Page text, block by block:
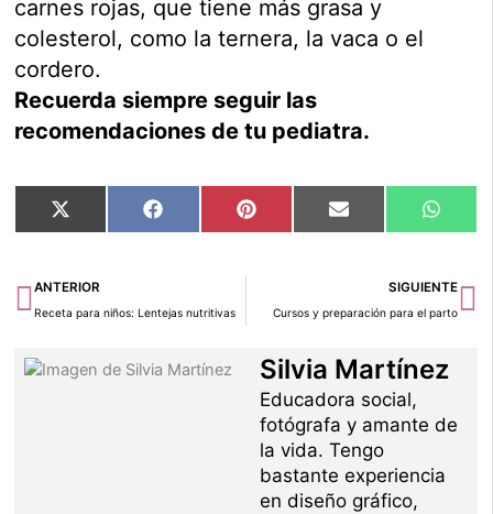
carnes rojas, que tiene más grasa y
colesterol, como la ternera, la vaca o el
cordero.
Recuerda siempre seguir las
recomendaciones de tu pediatra.
Compartir
en
X
(Twitter)
Compartir
en
Facebook Compartir
en
Pinterest Compartir
en
Email
en
Ant
ANTERIOR
Receta para niños: Lentejas nutritivas
SIGUIENTE
Cursos y preparación para el parto
Silvia Martínez
Educadora social,
fotógrafa y amante de
la vida. Tengo
bastante experiencia
en diseño gráfico,